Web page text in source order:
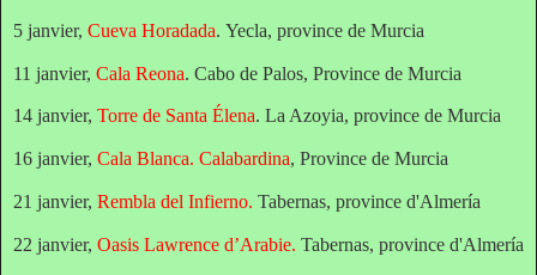
5 janvier, Cueva Horadada. Yecla, province de Murcia
11 janvier, Cala Reona. Cabo de Palos, Province de Murcia
14 janvier, Torre de Santa Élena. La Azoyia, province de Murcia
16 janvier, Cala Blanca. Calabardina, Province de Murcia
21 janvier, Rembla del Infierno. Tabernas, province d'Almería
22 janvier, Oasis Lawrence d’Arabie. Tabernas, province d'Almería